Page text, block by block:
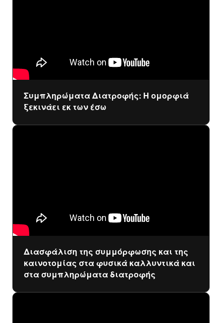
Συμπληρώματα Διατροφής: Η ομορφιά
ξεκινάει εκ των έσω
Διασφάλιση της συμμόρφωσης και της
καινοτομίας στα φυσικά καλλυντικά και
στα συμπληρώματα διατροφής